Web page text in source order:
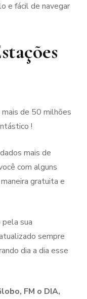
e fácil de navegar
de 50 milhões
!
mais de
com alguns
gratuita e
sua
sempre
dia a dia esse
FM o DIA,